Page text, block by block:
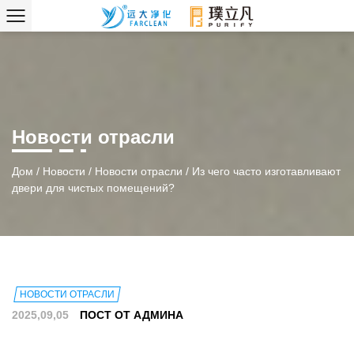
Новости отрасли
Дом / Новости / Новости отрасли / Из чего часто изготавливают
двери для чистых помещений?
НОВОСТИ ОТРАСЛИ
2025,09,05 ПОСТ ОТ АДМИНА